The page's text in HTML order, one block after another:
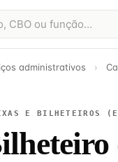
administrativos ›
E BILHETEIROS